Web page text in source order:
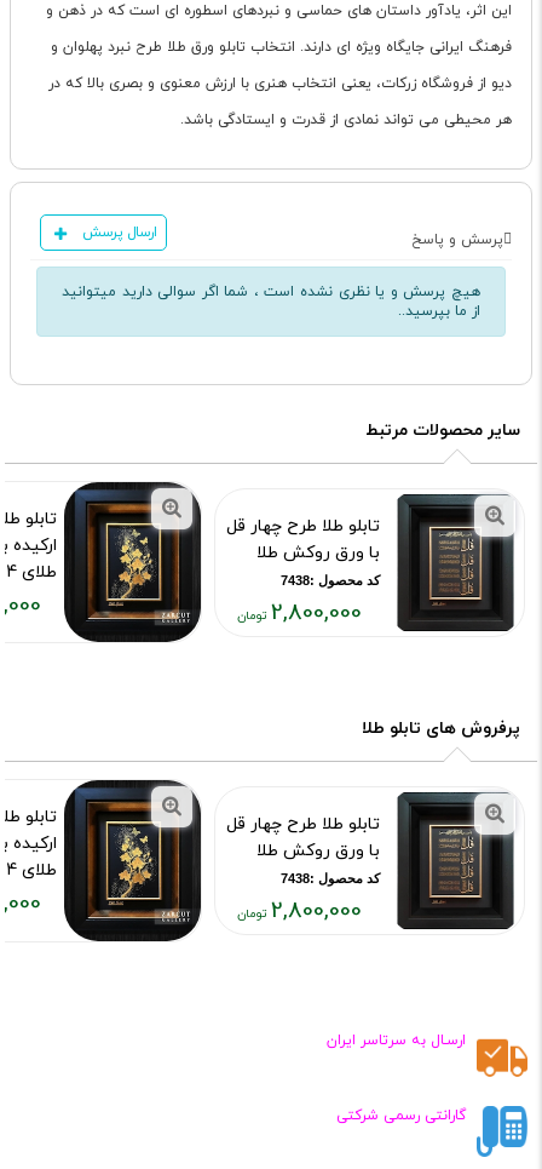
این اثر، یادآور داستان های حماسی و نبردهای اسطوره ای است که در ذهن و
فرهنگ ایرانی جایگاه ویژه ای دارند. انتخاب تابلو ورق طلا طرح نبرد پهلوان و
دیو از فروشگاه زرکات، یعنی انتخاب هنری با ارزش معنوی و بصری بالا که در
هر محیطی می تواند نمادی از قدرت و ایستادگی باشد.
پرسش و پاسخ ارسال پرسش
هیچ پرسش و یا نظری نشده است ، شما اگر سوالی دارید میتوانید
از ما بپرسید..
سایر محصولات مرتبط
تابلو طلا طرح چهار قل
با ورق روکش طلا
کد محصول :7438
2,800,000
تومان
تابلو
طلای 24 عیار
کد محصول
پرفروش های تابلو طلا
تابلو طلا طرح چهار قل
با ورق روکش طلا
کد محصول :7438
2,800,000
تابلو
طلای 24 عیار
کد محصول
ارسـال به سرتاسر ایران
گارانتی رسمی شرکتی